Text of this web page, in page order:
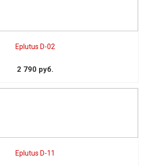
Eplutus D-02
2 790 руб.
Eplutus D-11